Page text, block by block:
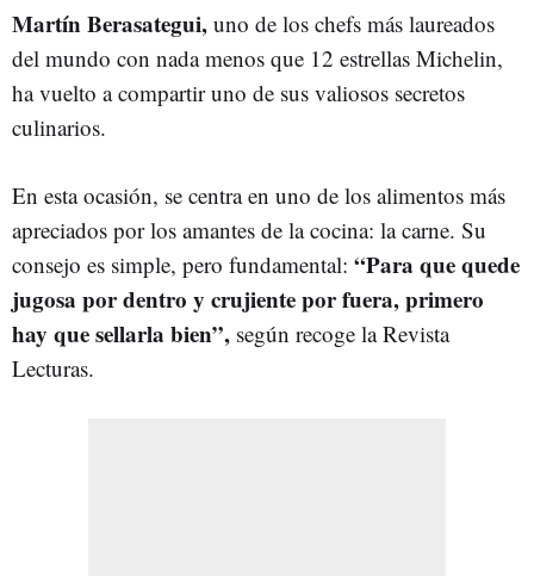
Martín Berasategui, uno de los chefs más laureados
del mundo con nada menos que 12 estrellas Michelin,
ha vuelto a compartir uno de sus valiosos secretos
culinarios.
En esta ocasión, se centra en uno de los alimentos más
apreciados por los amantes de la cocina: la carne. Su
consejo es simple, pero fundamental: “Para que quede
jugosa por dentro y crujiente por fuera, primero
hay que sellarla bien”, según recoge la Revista
Lecturas.